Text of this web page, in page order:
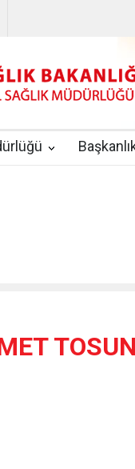
Sunumu
Hakkında
Ziyareti Uygulamaları